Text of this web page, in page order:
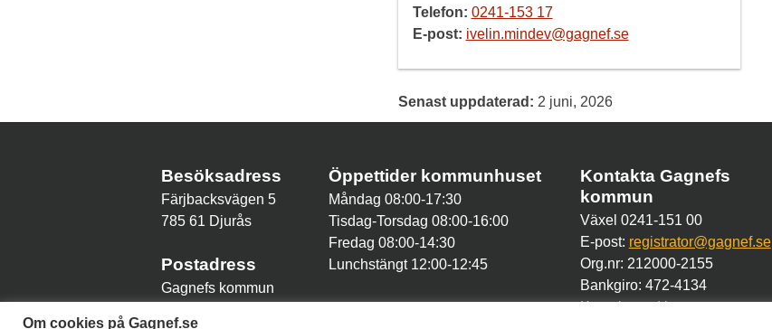
Telefon: 0241-153 17
E-post: ivelin.mindev@gagnef.se
Senast uppdaterad: 2 juni, 2026
Besöksadress
Färjbacksvägen 5
785 61 Djurås
Postadress
Gagnefs kommun
Öppettider kommunhuset
Måndag 08:00-17:30
Tisdag-Torsdag 08:00-16:00
Fredag 08:00-14:30
Lunchstängt 12:00-12:45
Kontakta Gagnefs
kommun
Växel 0241-151 00
E-post: registrator@gagnef.se
Org.nr: 212000-2155
Bankgiro: 472-4134
Kontakt med kommunen
Om cookies på Gagnef.se